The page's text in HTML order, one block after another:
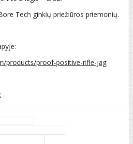
Tech ginklų priežiūros priemonių.
products/proof-positive-rifle-jag